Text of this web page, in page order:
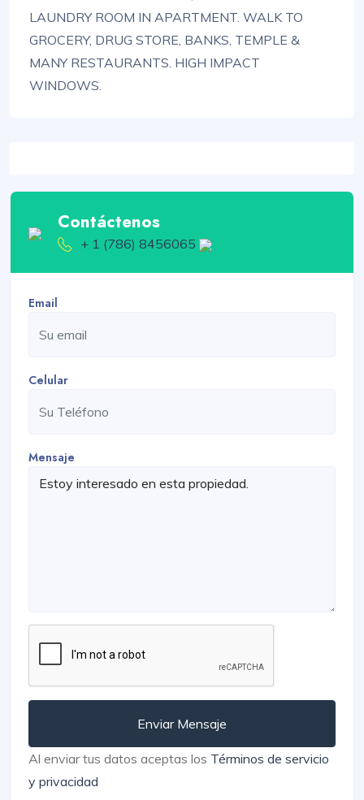
LAUNDRY ROOM IN APARTMENT. WALK TO
GROCERY, DRUG STORE, BANKS, TEMPLE &
MANY RESTAURANTS. HIGH IMPACT
WINDOWS.
Contáctenos
+ 1 (786) 8456065
Email
Celular
Mensaje
Enviar Mensaje
Al enviar tus datos aceptas los Términos de servicio
y privacidad